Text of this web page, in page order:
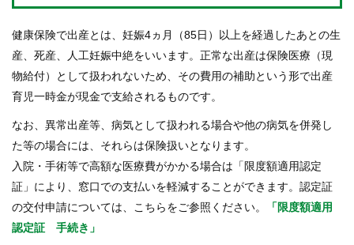
健康保険で出産とは、妊娠4ヵ月（85日）以上を経過したあとの生
産、死産、人工妊娠中絶をいいます。正常な出産は保険医療（現
物給付）として扱われないため、その費用の補助という形で出産
育児一時金が現金で支給されるものです。
なお、異常出産等、病気として扱われる場合や他の病気を併発し
た等の場合には、それらは保険扱いとなります。
入院・手術等で高額な医療費がかかる場合は「限度額適用認定
証」により、窓口での支払いを軽減することができます。認定証
の交付申請については、こちらをご参照ください。
「限度額適用
認定証 手続き」